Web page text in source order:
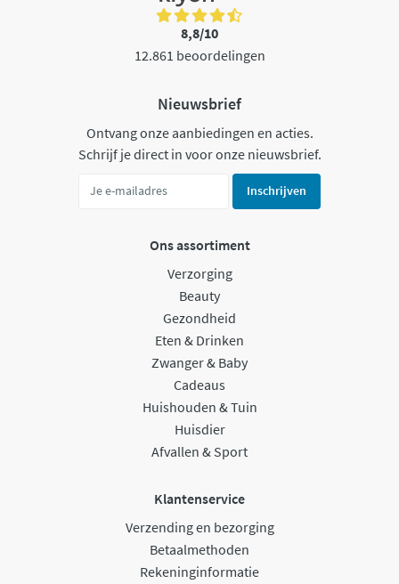
8,8/10
12.861 beoordelingen
Nieuwsbrief
Ontvang onze aanbiedingen en acties.
Schrijf je direct in voor onze nieuwsbrief.
Inschrijven
Ons assortiment
Verzorging
Beauty
Gezondheid
Eten & Drinken
Zwanger & Baby
Cadeaus
Huishouden & Tuin
Huisdier
Afvallen & Sport
Klantenservice
Verzending en bezorging
Betaalmethoden
Rekeninginformatie